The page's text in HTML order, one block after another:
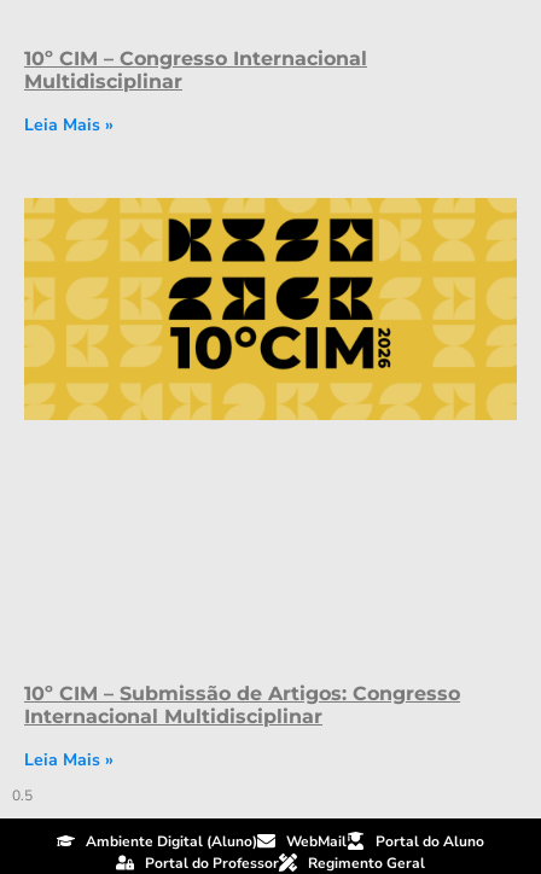
10º CIM – Congresso Internacional
Multidisciplinar
Leia Mais »
10º CIM – Submissão de Artigos: Congresso
Internacional Multidisciplinar
Leia Mais »
Ambiente Digital (Aluno) WebMail
Portal do Aluno
Portal do Professor
Regimento Geral